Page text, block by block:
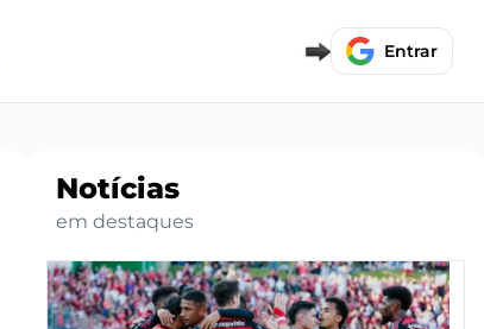
Entrar
Notícias
em destaques